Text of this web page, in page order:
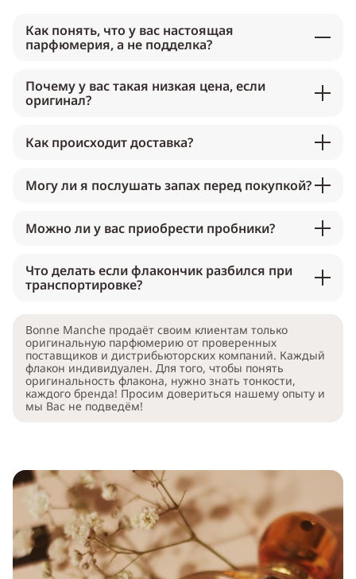
Как понять, что у вас настоящая
парфюмерия, а не подделка?
Почему у вас такая низкая цена, если
оригинал?
Как происходит доставка?
Могу ли я послушать запах перед покупкой?
Можно ли у вас приобрести пробники?
Что делать если флакончик разбился при
транспортировке?
Bonne Manche продаёт своим клиентам только
оригинальную парфюмерию от проверенных
поставщиков и дистрибьюторских компаний. Каждый
флакон индивидуален. Для того, чтобы понять
оригинальность флакона, нужно знать тонкости,
каждого бренда! Просим довериться нашему опыту и
мы Вас не подведём!